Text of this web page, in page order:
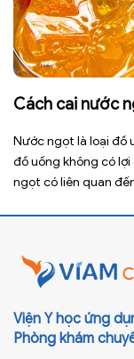
Cách cai nước
Nước ngọt là loại đồ
đồ uống không có
ngọt có liên quan
Viện Y học ứng
Phòng khám